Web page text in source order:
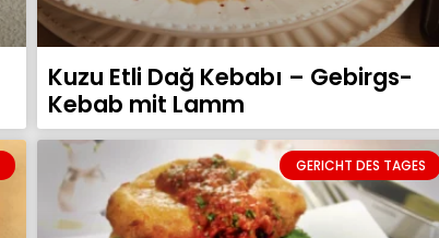
Kuzu Etli Dağ Kebabı – Gebirgs-
Kebab mit Lamm
GERICHT DES TAGES